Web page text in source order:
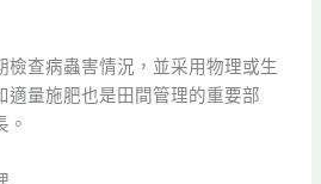
檢查病蟲害情況，並采用物理或生
適量施肥也是田間管理的重要部
。